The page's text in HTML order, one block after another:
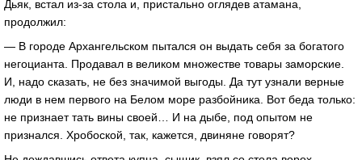
Дьяк, встал из-за стола и, пристально оглядев атамана,
продолжил:
— В городе Архангельском пытался он выдать себя за богатого
негоцианта. Продавал в великом множестве товары заморские.
И, надо сказать, не без значимой выгоды. Да тут узнали верные
люди в нем первого на Белом море разбойника. Вот беда только:
не признает тать вины своей… И на дыбе, под опытом не
признался. Хробоской, так, кажется, двиняне говорят?